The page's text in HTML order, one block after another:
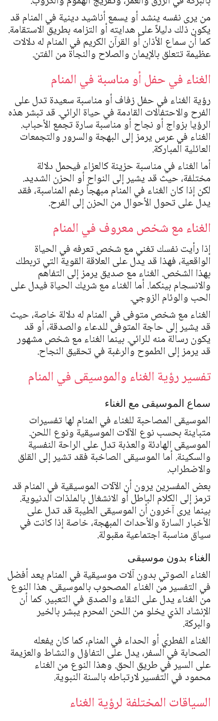
من يرى نفسه ينشد أو يسمع أناشيد دينية في المنام قد
يكون ذلك دليلاً على هدايته أو التزامه بطريق الاستقامة.
كما أن سماع الأذان أو القرآن الكريم في المنام له دلالات
عظيمة تتعلق بالإيمان والصلاح والنجاة من الفتن.
الغناء في حفل أو مناسبة في المنام
رؤية الغناء في حفل زفاف أو مناسبة سعيدة تدل على
الفرح والاحتفالات القادمة في حياة الرائي. قد تبشر هذه
الرؤيا بزواج أو نجاح أو مناسبة سارة تجمع الأحباب.
الغناء في عرس يرمز إلى البهجة والسرور والتجمعات
العائلية المباركة.
أما الغناء في مناسبة حزينة كالعزاء فيحمل دلالة
مختلفة، حيث قد يشير إلى النواح أو الحزن الشديد.
لكن إذا كان الغناء في المنام مبهجاً رغم المناسبة، فقد
يدل على تحول الأحوال من الحزن إلى الفرح.
الغناء مع شخص معروف في المنام
إذا رأيت نفسك تغني مع شخص تعرفه في الحياة
الواقعية، فهذا قد يدل على العلاقة القوية التي تربطك
بهذا الشخص. الغناء مع صديق يرمز إلى التفاهم
والانسجام بينكما. أما الغناء مع شريك الحياة فيدل على
الحب والوئام الزوجي.
الغناء مع شخص متوفى في المنام له دلالة خاصة، حيث
قد يشير إلى حاجة المتوفى للدعاء والصدقة، أو قد
يكون رسالة منه للرائي. بينما الغناء مع شخص مشهور
قد يرمز إلى الطموح والرغبة في تحقيق النجاح.
تفسير رؤية الغناء والموسيقى في المنام
سماع الموسيقى مع الغناء
الموسيقى المصاحبة للغناء في المنام لها تفسيرات
متباينة بحسب نوع الآلات الموسيقية ونوع اللحن.
الموسيقى الهادئة والعذبة تدل على الراحة النفسية
والسكينة. أما الموسيقى الصاخبة فقد تشير إلى القلق
والاضطراب.
بعض المفسرين يرون أن الآلات الموسيقية في المنام قد
ترمز إلى الكلام الباطل أو الانشغال بالملذات الدنيوية.
بينما يرى آخرون أن الموسيقى الطيبة قد تدل على
الأخبار السارة والأحداث المبهجة، خاصة إذا كانت في
سياق مناسبة اجتماعية مقبولة.
الغناء بدون موسيقى
الغناء الصوتي بدون آلات موسيقية في المنام يعد أفضل
في التفسير من الغناء المصحوب بالموسيقى. هذا النوع
من الغناء يدل على النقاء والصدق في التعبير. كما أن
الإنشاد الذي يخلو من اللحن المحرم يبشر بالخير
والبركة.
الغناء الفطري أو الحداء في المنام، كما كان يفعله
الصحابة في السفر، يدل على التفاؤل والنشاط والعزيمة
على السير في طريق الحق. وهذا النوع من الغناء
محمود في التفسير لارتباطه بالسنة النبوية.
السياقات المختلفة لرؤية الغناء